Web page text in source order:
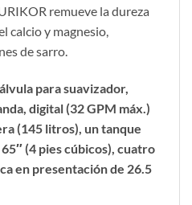
remueve la dureza
calcio y magnesio,
de sarro.
para suavizador,
digital (32 GPM máx.)
(145 litros), un tanque
(4 pies cúbicos), cuatro
en presentación de 26.5